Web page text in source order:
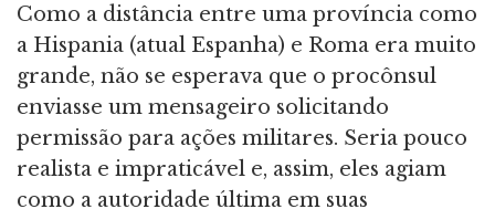
Como a distância entre uma província como
a Hispania (atual Espanha) e Roma era muito
grande, não se esperava que o procônsul
enviasse um mensageiro solicitando
permissão para ações militares. Seria pouco
realista e impraticável e, assim, eles agiam
como a autoridade última em suas